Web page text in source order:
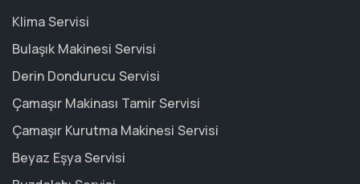
Klima Servisi
Bulaşık Makinesi Servisi
Derin Dondurucu Servisi
Çamaşır Makinası Tamir Servisi
Çamaşır Kurutma Makinesi Servisi
Beyaz Eşya Servisi